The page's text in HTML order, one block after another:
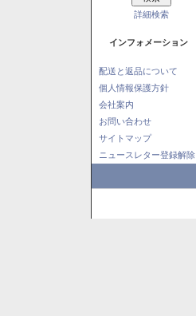
詳細検索
インフォメーション
配送と返品について
個人情報保護方針
会社案内
お問い合わせ
サイトマップ
ニュースレター登録解除